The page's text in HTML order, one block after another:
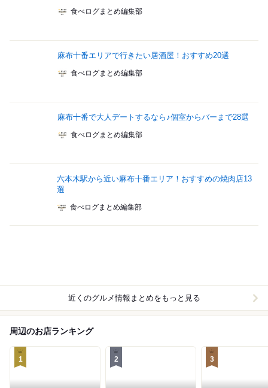
食べログまとめ編集部
麻布十番エリアで行きたい居酒屋！おすすめ20選
食べログまとめ編集部
麻布十番で大人デートするなら♪個室からバーまで28選
食べログまとめ編集部
六本木駅から近い麻布十番エリア！おすすめの焼肉店13
選
食べログまとめ編集部
近くのグルメ情報まとめをもっと見る
周辺のお店ランキング
1 2 3